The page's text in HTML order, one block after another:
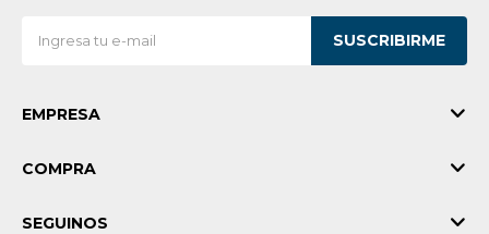
SUSCRIBIRME
EMPRESA
COMPRA
SEGUINOS